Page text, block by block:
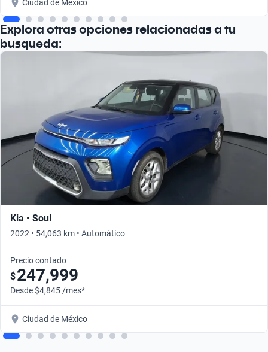
Ciudad de México
Explora otras opciones relacionadas a tu
busqueda:
Kia • Soul
2022 • 54,063 km • Automático
Precio contado
$247,999
Desde $4,845 /mes*
Ciudad de México